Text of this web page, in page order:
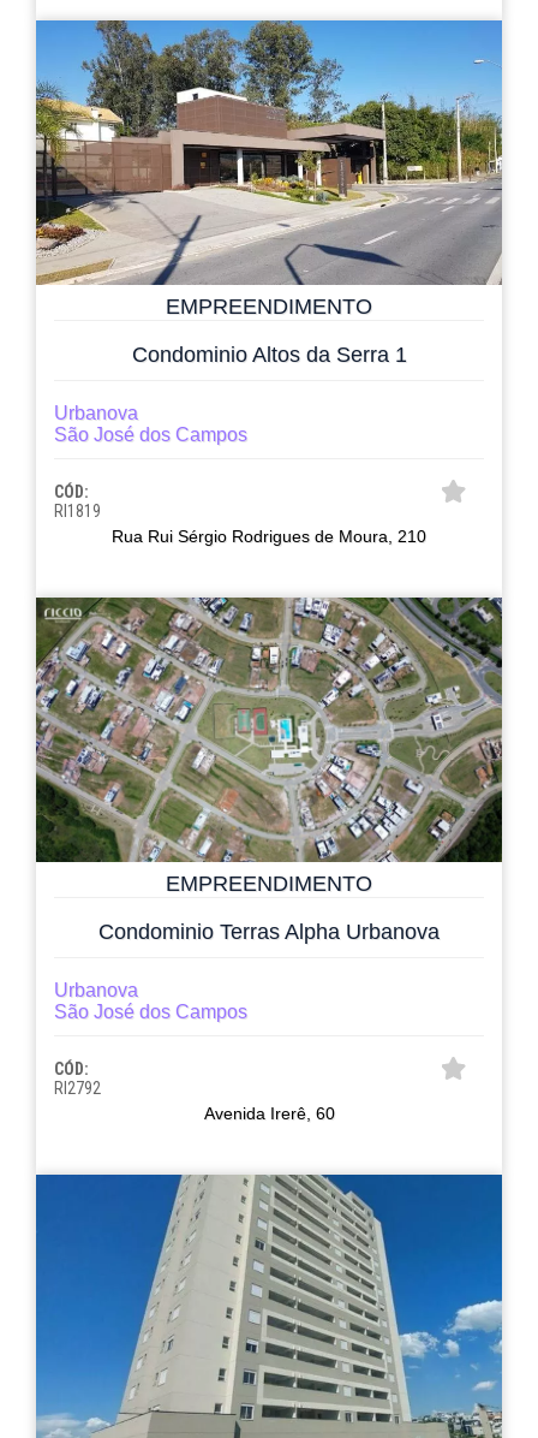
EMPREENDIMENTO
Condominio Altos da Serra 1
Urbanova
São José dos Campos
CÓD:
RI1819
Rua Rui Sérgio Rodrigues de Moura, 210
EMPREENDIMENTO
Condominio Terras Alpha Urbanova
Urbanova
São José dos Campos
CÓD:
RI2792
Avenida Irerê, 60